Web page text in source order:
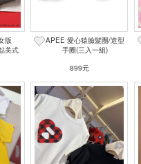
版
美式
APEE 愛心猿臉髮圈/造型
手圈(三入一組)
899元